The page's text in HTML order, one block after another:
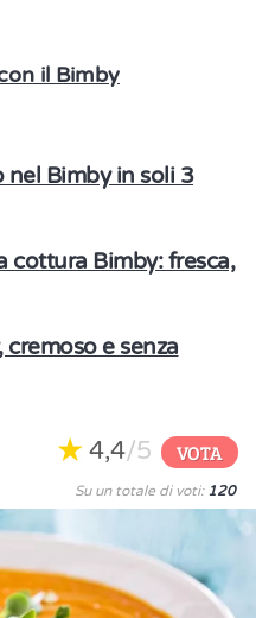
il Bimby
nel Bimby in soli 3
cottura Bimby: fresca,
e senza
4,4/5 VOTA
Su un totale di voti: 120